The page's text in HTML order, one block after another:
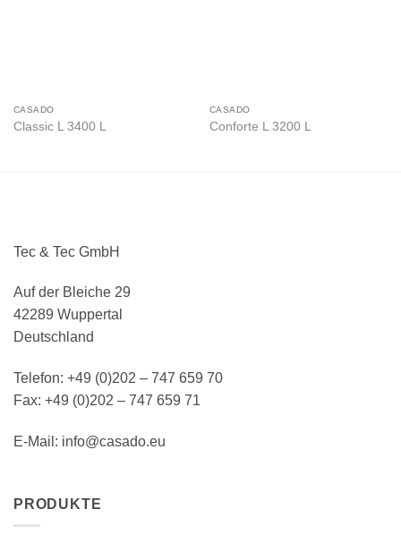
CASADO
Classic L 3400 L
CASADO
Conforte L 3200 L
Tec & Tec GmbH
Auf der Bleiche 29
42289 Wuppertal
Deutschland
Telefon: +49 (0)202 – 747 659 70
Fax: +49 (0)202 – 747 659 71
E-Mail: info@casado.eu
PRODUKTE